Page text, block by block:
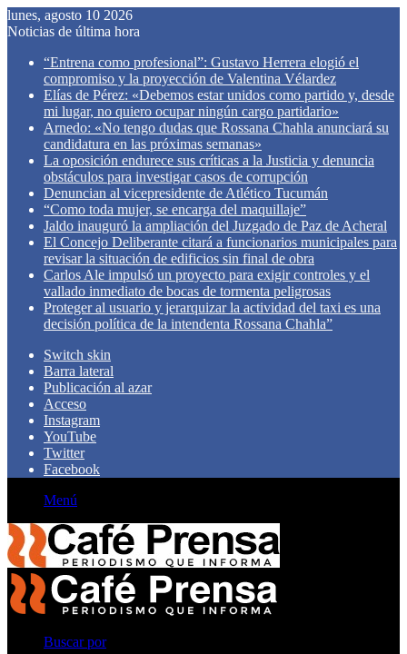
lunes, agosto 10 2026
Noticias de última hora
“Entrena como profesional”: Gustavo Herrera elogió el
compromiso y la proyección de Valentina Vélardez
Elías de Pérez: «Debemos estar unidos como partido y, desde
mi lugar, no quiero ocupar ningún cargo partidario»
Arnedo: «No tengo dudas que Rossana Chahla anunciará su
candidatura en las próximas semanas»
La oposición endurece sus críticas a la Justicia y denuncia
obstáculos para investigar casos de corrupción
Denuncian al vicepresidente de Atlético Tucumán
“Como toda mujer, se encarga del maquillaje”
Jaldo inauguró la ampliación del Juzgado de Paz de Acheral
El Concejo Deliberante citará a funcionarios municipales para
revisar la situación de edificios sin final de obra
Carlos Ale impulsó un proyecto para exigir controles y el
vallado inmediato de bocas de tormenta peligrosas
Proteger al usuario y jerarquizar la actividad del taxi es una
decisión política de la intendenta Rossana Chahla”
Switch skin
Barra lateral
Publicación al azar
Acceso
Instagram
YouTube
Twitter
Facebook
Menú
Buscar por